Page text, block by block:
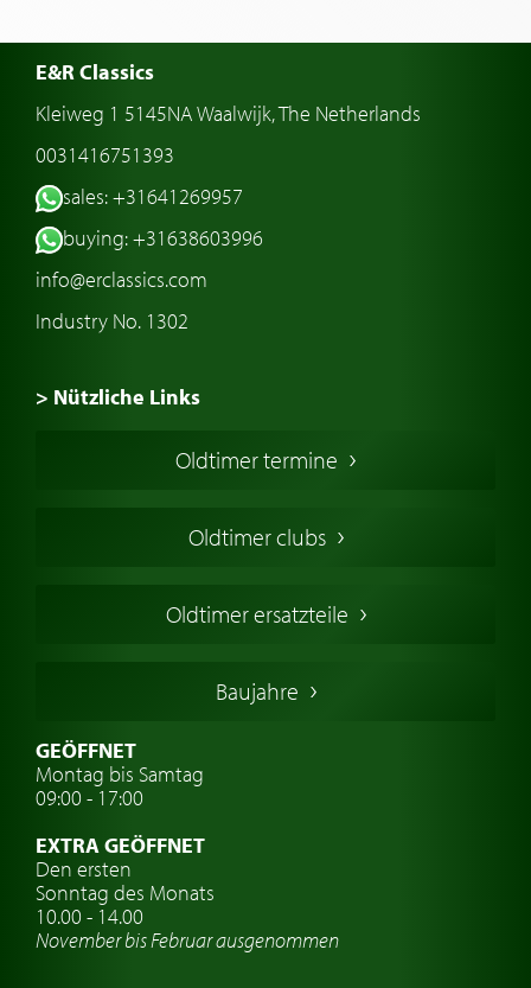
E&R Classics
Kleiweg 1 5145NA Waalwijk, The Netherlands
0031416751393
sales: +31641269957
buying: +31638603996
info@erclassics.com
Industry No. 1302
> Nützliche Links
Oldtimers in Europa
Englische Oldtimer
Deutsche Oldtimer
Schwedische Oldtimer
Oldtimer mit h-kennzeichen
Auto Oldtimer Markt
Oldtimer-Versicherung
Oldtimer-Clubs
Oldtimer-Reisen
Oldtimer termine
Oldtimer clubs
Oldtimer ersatzteile
Baujahre
GEÖFFNET
Montag bis Samtag
09:00 - 17:00
EXTRA GEÖFFNET
Den ersten
Sonntag des Monats
10.00 - 14.00
November bis Februar ausgenommen